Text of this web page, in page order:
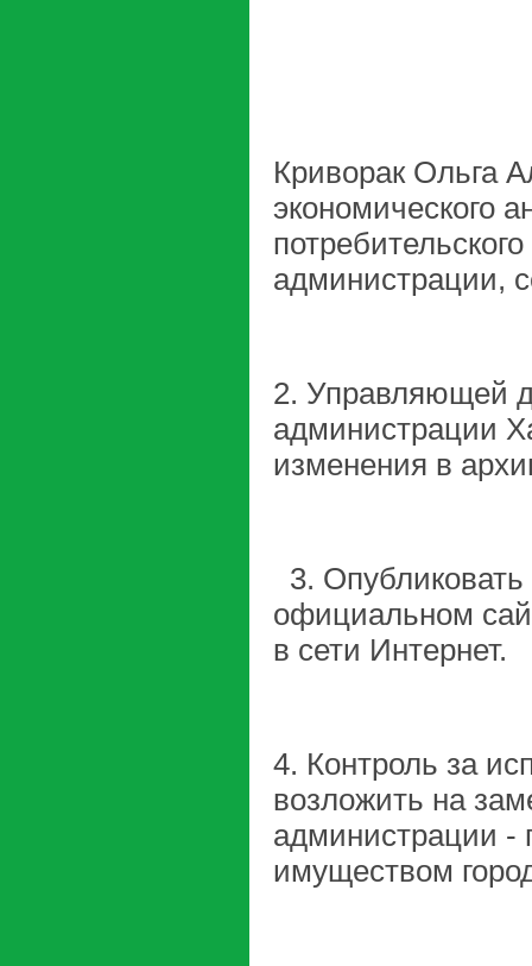
Криворак Ольга
экономического
администрации,
2. Управляющей
администрации
изменения в
3.
официальном
в сети Интернет.
4. Контроль за
возложить на
администрации -
имуществом